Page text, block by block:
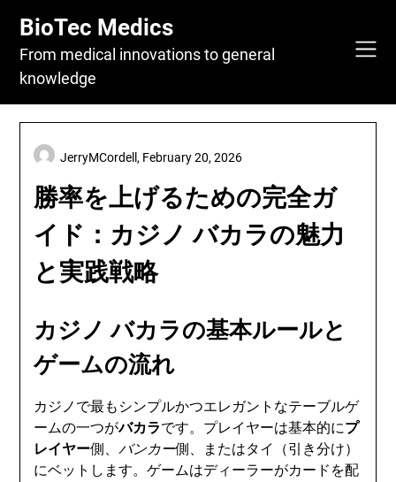
content
BioTec Medics
From medical innovations to general
knowledge
勝率を上げるための完全ガ
イド：カジノ バカラの魅力
と実践戦略
JerryMCordell, February 20, 2026
カジノ バカラの基本ルールと
ゲームの流れ
カジノで最もシンプルかつエレガントなテーブルゲ
ームの一つがバカラです。プレイヤーは基本的にプ
レイヤー側、バンカー側、またはタイ（引き分け）
にベットします。ゲームはディーラーがカードを配